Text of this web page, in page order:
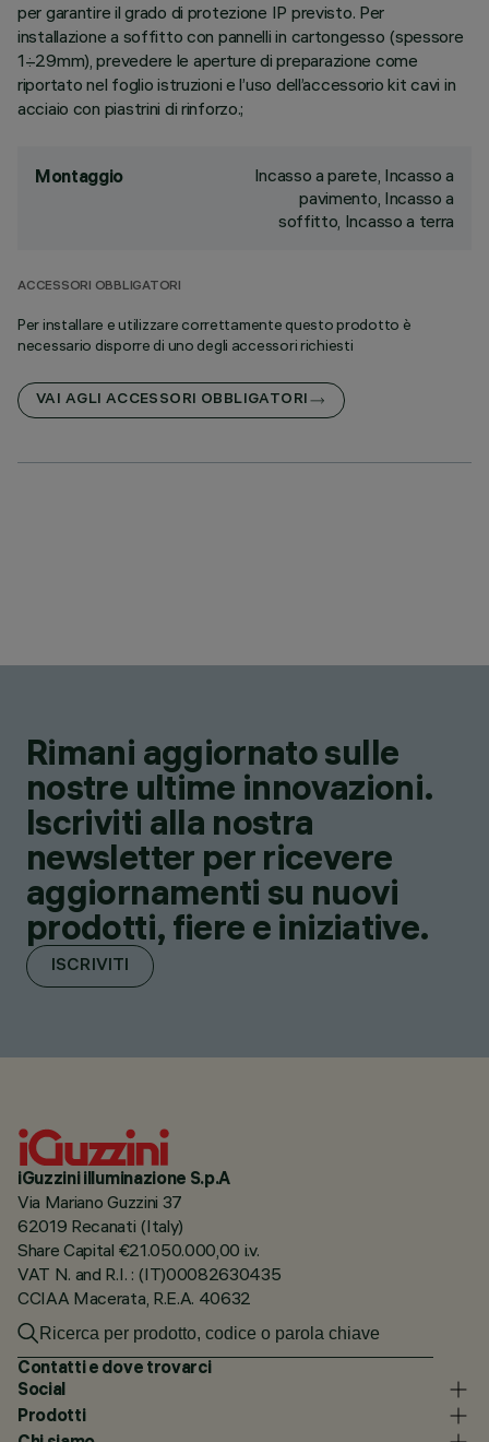
per garantire il grado di protezione IP previsto. Per
installazione a soffitto con pannelli in cartongesso (spessore
1÷29mm), prevedere le aperture di preparazione come
riportato nel foglio istruzioni e l’uso dell’accessorio kit cavi in
acciaio con piastrini di rinforzo.;
Montaggio
Incasso a parete, Incasso a
pavimento, Incasso a
soffitto, Incasso a terra
ACCESSORI OBBLIGATORI
Per installare e utilizzare correttamente questo prodotto è
necessario disporre di uno degli accessori richiesti
VAI AGLI ACCESSORI OBBLIGATORI
Rimani aggiornato sulle
nostre ultime innovazioni.
Iscriviti alla nostra
newsletter per ricevere
aggiornamenti su nuovi
prodotti, fiere e iniziative.
ISCRIVITI
iGuzzini illuminazione S.p.A
Via Mariano Guzzini 37
62019 Recanati (Italy)
Share Capital €21.050.000,00 i.v.
VAT N. and R.I. : (IT)00082630435
CCIAA Macerata, R.E.A. 40632
Contatti e dove trovarci
Social
Prodotti